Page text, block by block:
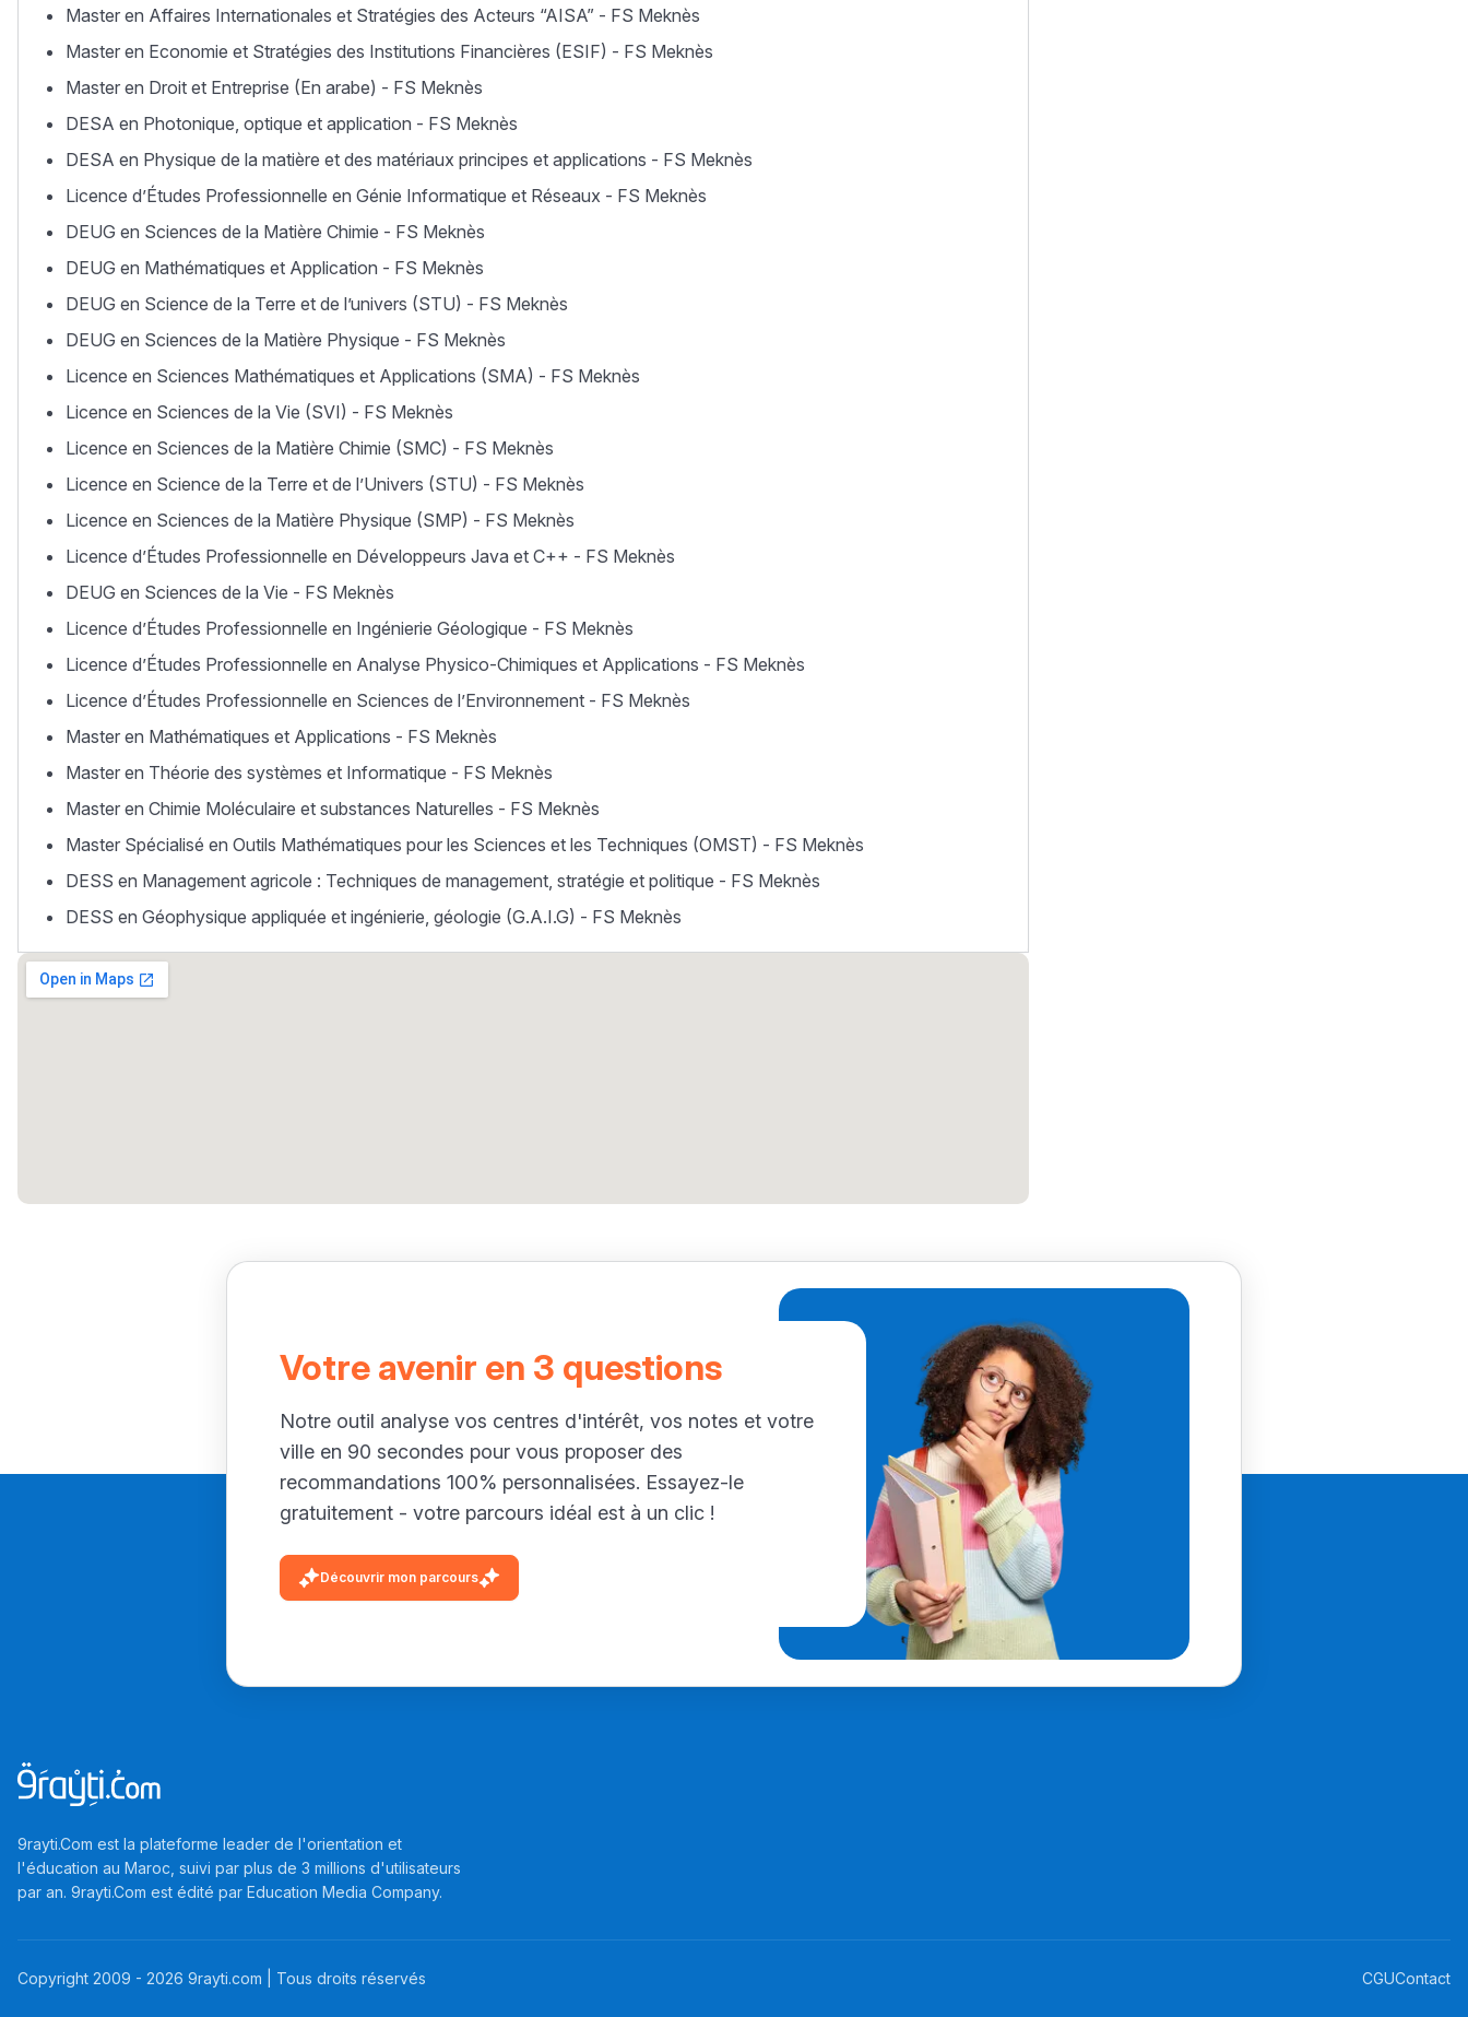
Master en Affaires Internationales et Stratégies des Acteurs “AISA” - FS Meknès
Master en Economie et Stratégies des Institutions Financières (ESIF) - FS Meknès
Master en Droit et Entreprise (En arabe) - FS Meknès
DESA en Photonique, optique et application - FS Meknès
DESA en Physique de la matière et des matériaux principes et applications - FS Meknès
Licence d’Études Professionnelle en Génie Informatique et Réseaux - FS Meknès
DEUG en Sciences de la Matière Chimie - FS Meknès
DEUG en Mathématiques et Application - FS Meknès
DEUG en Science de la Terre et de l’univers (STU) - FS Meknès
DEUG en Sciences de la Matière Physique - FS Meknès
Licence en Sciences Mathématiques et Applications (SMA) - FS Meknès
Licence en Sciences de la Vie (SVI) - FS Meknès
Licence en Sciences de la Matière Chimie (SMC) - FS Meknès
Licence en Science de la Terre et de l’Univers (STU) - FS Meknès
Licence en Sciences de la Matière Physique (SMP) - FS Meknès
Licence d’Études Professionnelle en Développeurs Java et C++ - FS Meknès
DEUG en Sciences de la Vie - FS Meknès
Licence d’Études Professionnelle en Ingénierie Géologique - FS Meknès
Licence d’Études Professionnelle en Analyse Physico-Chimiques et Applications - FS Meknès
Licence d’Études Professionnelle en Sciences de l’Environnement - FS Meknès
Master en Mathématiques et Applications - FS Meknès
Master en Théorie des systèmes et Informatique - FS Meknès
Master en Chimie Moléculaire et substances Naturelles - FS Meknès
Master Spécialisé en Outils Mathématiques pour les Sciences et les Techniques (OMST) - FS Meknès
DESS en Management agricole : Techniques de management, stratégie et politique - FS Meknès
DESS en Géophysique appliquée et ingénierie, géologie (G.A.I.G) - FS Meknès
Votre avenir en 3 questions
Notre outil analyse vos centres d'intérêt, vos notes et votre
ville en 90 secondes pour vous proposer des
recommandations 100% personnalisées. Essayez-le
gratuitement - votre parcours idéal est à un clic !
Découvrir mon parcours
9rayti.Com est la plateforme leader de l'orientation et
l'éducation au Maroc, suivi par plus de 3 millions d'utilisateurs
par an. 9rayti.Com est édité par Education Media Company.
Copyright 2009 - 2026 9rayti.com | Tous droits réservés CGUContact